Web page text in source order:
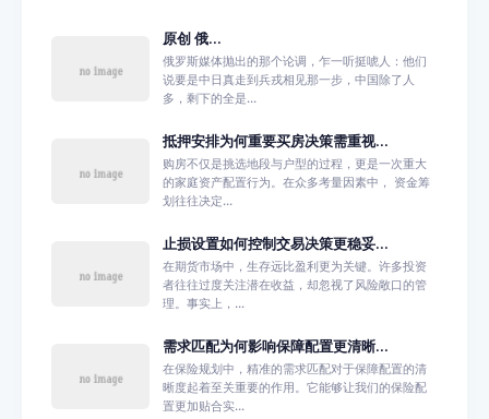
原创 俄...
俄罗斯媒体抛出的那个论调，乍一听挺唬人：他们
说要是中日真走到兵戎相见那一步，中国除了人
多，剩下的全是...
抵押安排为何重要买房决策需重视...
购房不仅是挑选地段与户型的过程，更是一次重大
的家庭资产配置行为。在众多考量因素中， 资金筹
划往往决定...
止损设置如何控制交易决策更稳妥...
在期货市场中，生存远比盈利更为关键。许多投资
者往往过度关注潜在收益，却忽视了风险敞口的管
理。事实上，...
需求匹配为何影响保障配置更清晰...
在保险规划中，精准的需求匹配对于保障配置的清
晰度起着至关重要的作用。它能够让我们的保险配
置更加贴合实...